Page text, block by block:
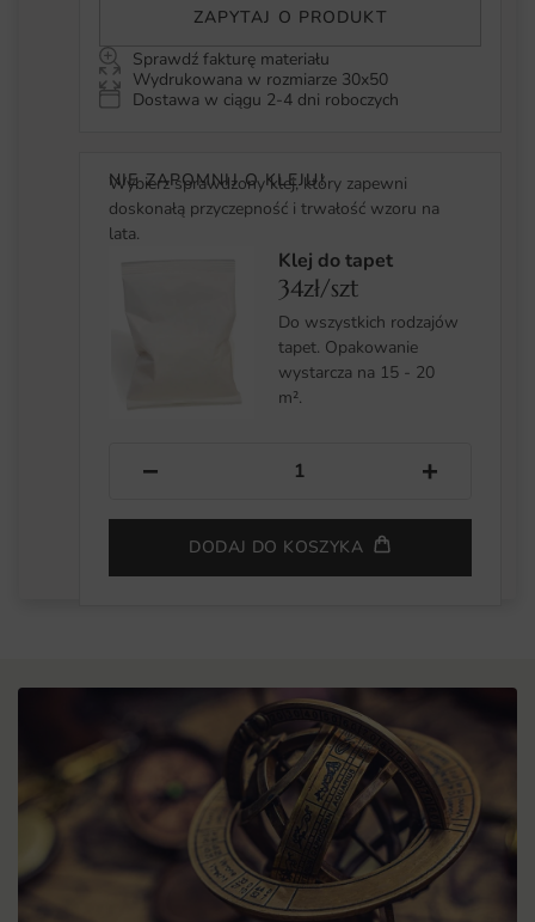
ZAPYTAJ O PRODUKT
Sprawdź fakturę materiału
Wydrukowana w rozmiarze 30x50
Dostawa w ciągu 2-4 dni roboczych
NIE ZAPOMNIJ O KLEJU!
Wybierz sprawdzony klej, który zapewni
doskonałą przyczepność i trwałość wzoru na
lata.
Klej do tapet
34zł/szt
Do wszystkich rodzajów
tapet. Opakowanie
wystarcza na 15 - 20
m².
− +
DODAJ DO KOSZYKA